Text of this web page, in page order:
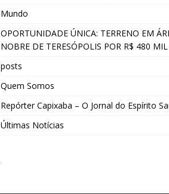
Mundo
OPORTUNIDADE ÚNICA: TERRENO EM
NOBRE DE TERESÓPOLIS POR R$ 480 MIL
posts
Quem Somos
Repórter Capixaba – O Jornal do Espírito
Últimas Notícias